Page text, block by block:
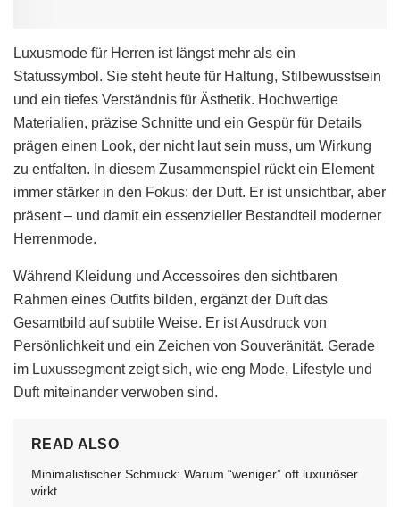
Luxusmode für Herren ist längst mehr als ein
Statussymbol. Sie steht heute für Haltung, Stilbewusstsein
und ein tiefes Verständnis für Ästhetik. Hochwertige
Materialien, präzise Schnitte und ein Gespür für Details
prägen einen Look, der nicht laut sein muss, um Wirkung
zu entfalten. In diesem Zusammenspiel rückt ein Element
immer stärker in den Fokus: der Duft. Er ist unsichtbar, aber
präsent – und damit ein essenzieller Bestandteil moderner
Herrenmode.
Während Kleidung und Accessoires den sichtbaren
Rahmen eines Outfits bilden, ergänzt der Duft das
Gesamtbild auf subtile Weise. Er ist Ausdruck von
Persönlichkeit und ein Zeichen von Souveränität. Gerade
im Luxussegment zeigt sich, wie eng Mode, Lifestyle und
Duft miteinander verwoben sind.
READ ALSO
Minimalistischer Schmuck: Warum “weniger” oft luxuriöser
wirkt